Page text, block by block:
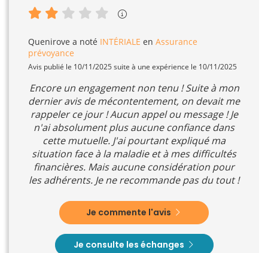
Quenirove a noté INTÉRIALE en Assurance
prévoyance
Avis publié le 10/11/2025 suite à une expérience le 10/11/2025
Encore un engagement non tenu ! Suite à mon
dernier avis de mécontentement, on devait me
rappeler ce jour ! Aucun appel ou message ! Je
n'ai absolument plus aucune confiance dans
cette mutuelle. J'ai pourtant expliqué ma
situation face à la maladie et à mes difficultés
financières. Mais aucune considération pour
les adhérents. Je ne recommande pas du tout !
Je commente l'avis
Je consulte les échanges